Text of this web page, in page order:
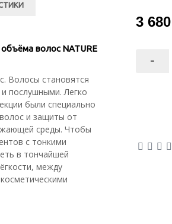
волос NATURE
Волосы становятся
послушными. Легко
были специально
и защиты от
среды. Чтобы
с тонкими
в тончайшей
между
3
-